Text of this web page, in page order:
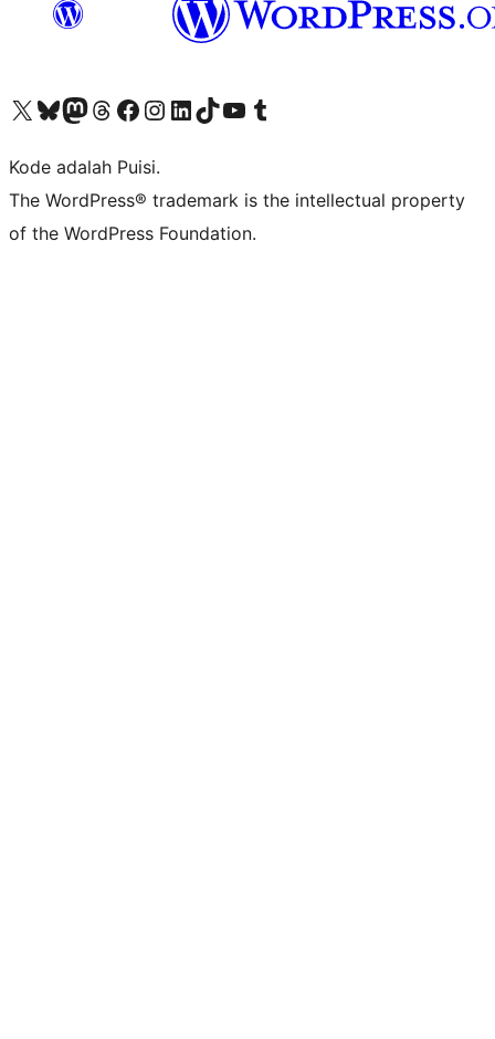
Kunjungi akun X (sebelumnya Twitter) kamiVisit our Bluesky account
Kunjungi akun Mastodon kami
Visit our Threads account
Kunjungi halaman Facebook kamiKunjungi akun Instagram kamiKunjungi akun LinkedIn kami
Visit our TikTok account
Kunjungi channel YouTube kamiVisit our Tumblr account
Kode adalah Puisi.
The WordPress® trademark is the intellectual property
of the WordPress Foundation.